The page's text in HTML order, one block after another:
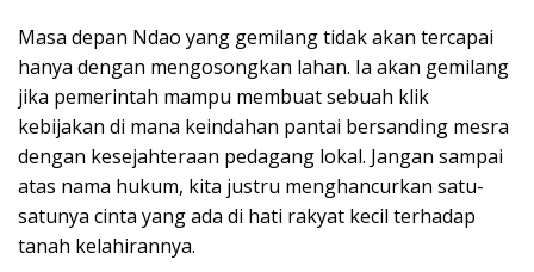
Masa depan Ndao yang gemilang tidak akan tercapai
hanya dengan mengosongkan lahan. Ia akan gemilang
jika pemerintah mampu membuat sebuah klik
kebijakan di mana keindahan pantai bersanding mesra
dengan kesejahteraan pedagang lokal. Jangan sampai
atas nama hukum, kita justru menghancurkan satu-
satunya cinta yang ada di hati rakyat kecil terhadap
tanah kelahirannya.